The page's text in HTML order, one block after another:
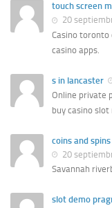
touch screen
20
Casino toronto
casino apps.
s in lancaster
Online private
buy casino slot
coins and
20
Savannah
slot demo